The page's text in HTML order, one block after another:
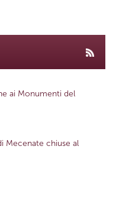
ai Monumenti del
Mecenate chiuse al